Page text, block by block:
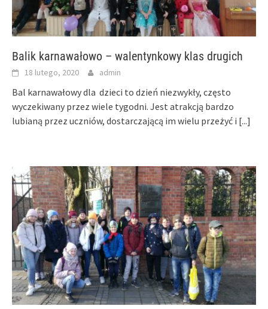
Balik karnawałowo – walentynkowy klas drugich
18 lutego, 2020 admin
Bal karnawałowy dla dzieci to dzień niezwykły, często
wyczekiwany przez wiele tygodni. Jest atrakcją bardzo
lubianą przez uczniów, dostarczającą im wielu przeżyć i [...]